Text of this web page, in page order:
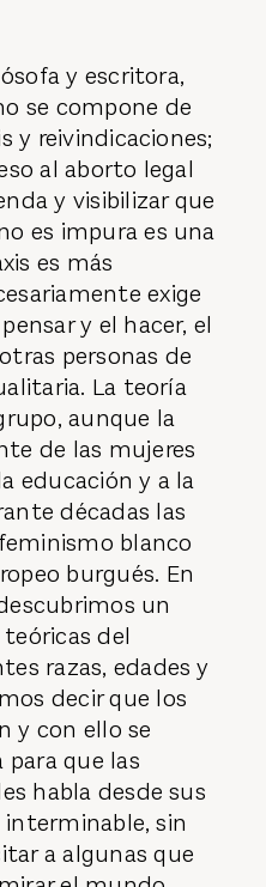
y escritora,
se compone de
y reivindicaciones;
al aborto legal
y visibilizar que
es impura es una
es más
exige
y el hacer, el
personas de
La teoría
aunque la
de las mujeres
educación y a la
décadas las
blanco
burgués. En
un
del
razas, edades y
decir que los
y con ello se
que las
habla desde sus
interminable, sin
a algunas que